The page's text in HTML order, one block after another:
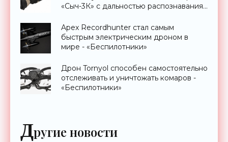
«Сыч-3К» с дальностью распознавания
Apex Recordhunter стал самым
быстрым электрическим дроном в
мире - «Беспилотники»
Дрон Tornyol способен самостоятельно
отслеживать и уничтожать комаров -
«Беспилотники»
Другие новости